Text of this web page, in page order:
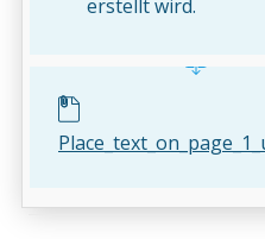
erstellt wird.